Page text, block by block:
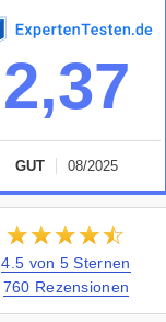
2,37
GUT 08/2025
★★★★★
☆☆☆☆☆
4.5 von 5 Sternen
760 Rezensionen